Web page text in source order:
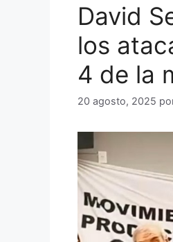
David
los
4 de la
20 agosto, 2025